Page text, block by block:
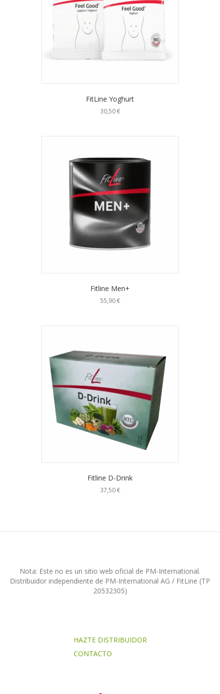
FitLine Yoghurt
30,50€
Fitline Men+
55,90€
Fitline D-Drink
37,50€
Nota: Este no es un sitio web oficial de PM-International.
Distribuidor independiente de PM-International AG / FitLine (TP
20532305)
HAZTE DISTRIBUIDOR
CONTACTO